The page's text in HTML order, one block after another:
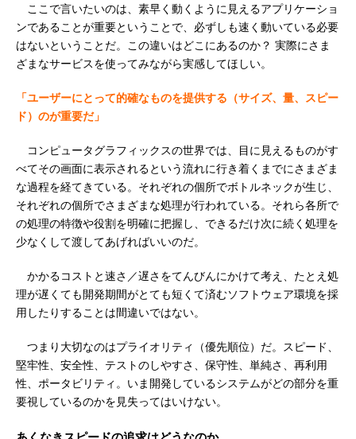
ここで言いたいのは、素早く動くように見えるアプリケーショ
ンであることが重要ということで、必ずしも速く動いている必要
はないということだ。この違いはどこにあるのか？ 実際にさま
ざまなサービスを使ってみながら実感してほしい。
「ユーザーにとって的確なものを提供する（サイズ、量、スピー
ド）のが重要だ」
コンピュータグラフィックスの世界では、目に見えるものがす
べてその画面に表示されるという流れに行き着くまでにさまざま
な過程を経てきている。それぞれの個所でボトルネックが生じ、
それぞれの個所でさまざまな処理が行われている。それら各所で
の処理の特徴や役割を明確に把握し、できるだけ次に続く処理を
少なくして渡してあげればいいのだ。
かかるコストと速さ／遅さをてんびんにかけて考え、たとえ処
理が遅くても開発期間がとても短くて済むソフトウェア環境を採
用したりすることは間違いではない。
つまり大切なのはプライオリティ（優先順位）だ。スピード、
堅牢性、安全性、テストのしやすさ、保守性、単純さ、再利用
性、ポータビリティ。いま開発しているシステムがどの部分を重
要視しているのかを見失ってはいけない。